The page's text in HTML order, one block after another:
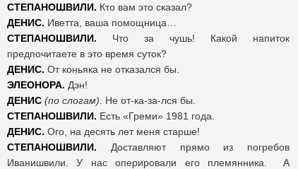
СТЕПАНОШВИЛИ. Кто вам это сказал?
ДЕНИС. Иветта, ваша помощница…
СТЕПАНОШВИЛИ. Что за чушь! Какой напиток
предпочитаете в это время суток?
ДЕНИС. От коньяка не отказался бы.
ЭЛЕОНОРА. Дэн!
ДЕНИС (по слогам) . Не от-ка-за-лся бы.
СТЕПАНОШВИЛИ. Есть «Греми» 1981 года.
ДЕНИС. Ого, на десять лет меня старше!
СТЕПАНОШВИЛИ. Доставляют прямо из погребов
Иванишвили. У нас оперировали его племянника. А